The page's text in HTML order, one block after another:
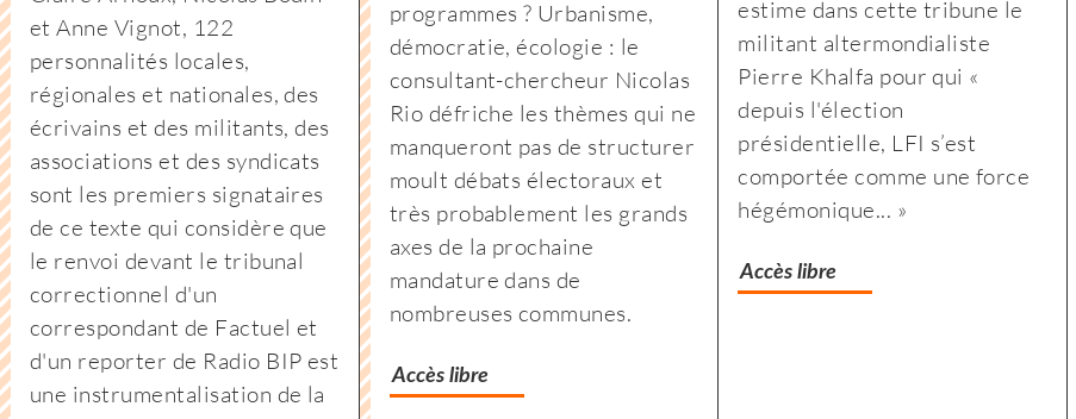
associations
jurassiennes
d’éducation
populaire
montent
au
front
et Anne Vignot, 122
personnalités locales,
régionales et nationales, des
écrivains et des militants, des
associations et des syndicats
sont les premiers signataires
de ce texte qui considère que
le renvoi devant le tribunal
correctionnel d'un
correspondant de Factuel et
d'un reporter de Radio BIP est
une instrumentalisation de la
associations
jurassiennes
d’éducation
populaire
montent
au
front
programmes ? Urbanisme,
démocratie, écologie : le
consultant-chercheur Nicolas
Rio défriche les thèmes qui ne
manqueront pas de structurer
moult débats électoraux et
très probablement les grands
axes de la prochaine
mandature dans de
nombreuses communes.
Accès libre
jurassiennes
d’éducation
populaire
au
front
estime dans cette tribune le
militant altermondialiste
Pierre Khalfa pour qui «
depuis l'élection
présidentielle, LFI s’est
comportée comme une force
hégémonique... »
Accès libre